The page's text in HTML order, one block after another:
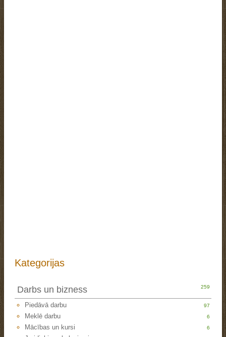
Kategorijas
Darbs un bizness 259
Piedāvā darbu 97
Meklē darbu 6
Mācības un kursi 6